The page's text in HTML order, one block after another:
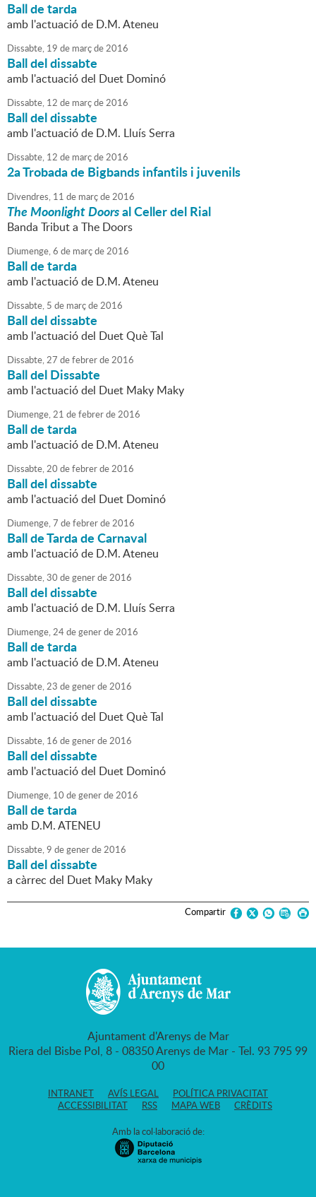
Ball de tarda
amb l'actuació de D.M. Ateneu
Dissabte, 19 de marçde2016
Ball del dissabte
amb l'actuació del Duet Dominó
Dissabte, 12 de marçde2016
Ball del dissabte
amb l'actuació de D.M. Lluís Serra
Dissabte, 12 de marçde2016
2a Trobada de Bigbands infantils i juvenils
Divendres, 11 de marçde2016
The Moonlight Doorsal Celler del Rial
Banda Tribut a The Doors
Diumenge,6 de marçde2016
Ball de tarda
amb l'actuació de D.M. Ateneu
Dissabte, 5 de marçde2016
Ball del dissabte
amb l'actuació del Duet Què Tal
Dissabte,27 defebrerde2016
Ball del Dissabte
amb l'actuació del Duet Maky Maky
Diumenge,21 defebrerde2016
Ball de tarda
amb l'actuació de D.M. Ateneu
Dissabte,20 defebrerde2016
Ball del dissabte
amb l'actuació del Duet Dominó
Diumenge,7 defebrerde2016
Ball de Tarda de Carnaval
amb l'actuació de D.M. Ateneu
Dissabte,30 degenerde2016
Ball del dissabte
amb l'actuació de D.M. Lluís Serra
Diumenge,24degenerde2016
Ball de tarda
amb l'actuació de D.M. Ateneu
Dissabte,23 degenerde2016
Ball del dissabte
amb l'actuació del Duet Què Tal
Dissabte, 16 degenerde2016
Ball del dissabte
amb l'actuació del Duet Dominó
Diumenge, 10 degenerde2016
Ball de tarda
amb D.M. ATENEU
Dissabte,9 degenerde2016
Ball del dissabte
a càrrec del Duet Maky Maky
Compartir
Ajuntament d'Arenys de Mar
Riera del Bisbe Pol, 8 - 08350 Arenys de Mar - Tel. 93 795 99
00
INTRANET AVÍS LEGAL
POLÍTICA PRIVACITAT
ACCESSIBILITAT
RSS MAPA WEB CRÈDITS
Amb la col·laboració de: